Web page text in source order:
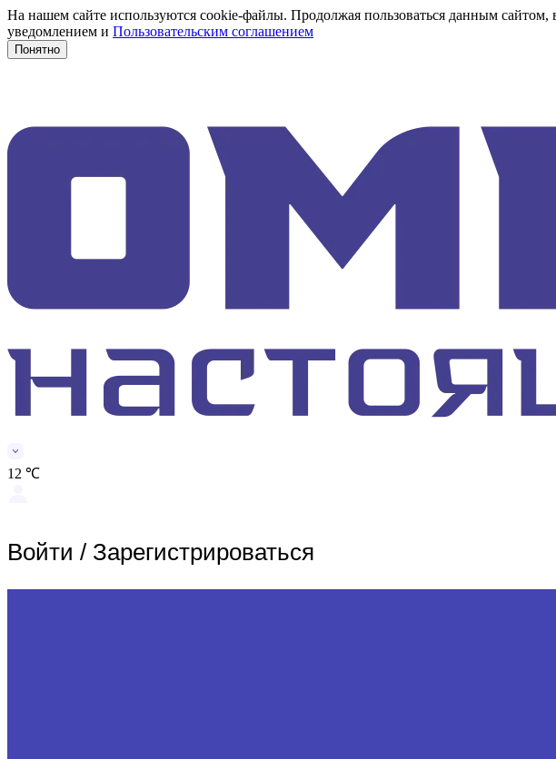
На нашем сайте используются cookie-файлы. Продолжая пользоваться данным сайтом,
уведомлением и Пользовательским соглашением
Понятно
12 ℃
Войти / Зарегистрироваться